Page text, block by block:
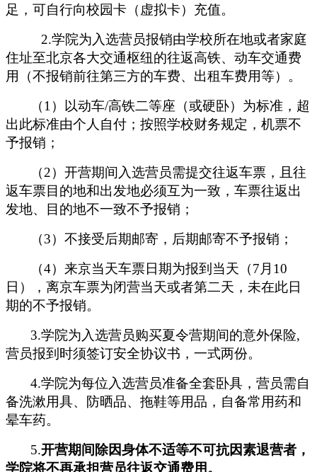
足，可自行向校园卡（虚拟卡）充值。
2.学院为入选营员报销由学校所在地或者家庭
住址至北京各大交通枢纽的往返高铁、动车交通费
用（不报销前往第三方的车费、出租车费用等）。
（1）以动车/高铁二等座（或硬卧）为标准，超
出此标准由个人自付；按照学校财务规定，机票不
予报销；
（2）开营期间入选营员需提交往返车票，且往
返车票目的地和出发地必须互为一致，车票往返出
发地、目的地不一致不予报销；
（3）不接受后期邮寄，后期邮寄不予报销；
（4）来京当天车票日期为报到当天（7月10
日），离京车票为闭营当天或者第二天，未在此日
期的不予报销。
3.学院为入选营员购买夏令营期间的意外保险,
营员报到时须签订安全协议书，一式两份。
4.学院为每位入选营员准备全套卧具，营员需自
备洗漱用具、防晒品、拖鞋等用品，自备常用药和
晕车药。
5.开营期间除因身体不适等不可抗因素退营者，
学院将不再承担营员往返交通费用。